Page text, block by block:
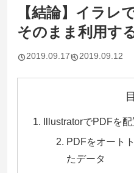
【結論】イラレ
そのまま利用す
2019.09.17 2019.09.12
IllustratorでPDFを
PDFをオート
たデータ